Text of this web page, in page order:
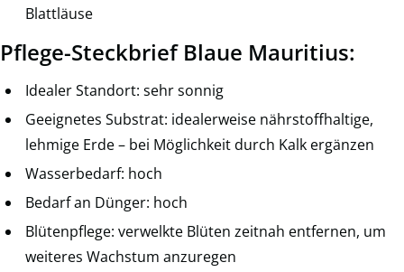
Blattläuse
Pflege-Steckbrief Blaue Mauritius:
Idealer Standort: sehr sonnig
Geeignetes Substrat: idealerweise nährstoffhaltige,
lehmige Erde – bei Möglichkeit durch Kalk ergänzen
Wasserbedarf: hoch
Bedarf an Dünger: hoch
Blütenpflege: verwelkte Blüten zeitnah entfernen, um
weiteres Wachstum anzuregen